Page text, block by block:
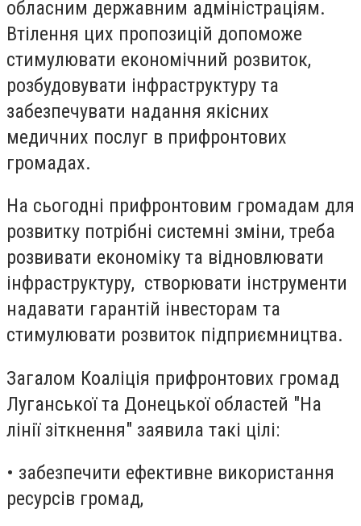
обласним державним адміністраціям.
Втілення цих пропозицій допоможе
стимулювати економічний розвиток,
розбудовувати інфраструктуру та
забезпечувати надання якісних
медичних послуг в прифронтових
громадах.
На сьогодні прифронтовим громадам для
розвитку потрібні системні зміни, треба
розвивати економіку та відновлювати
інфраструктуру, створювати інструменти
надавати гарантій інвесторам та
стимулювати розвиток підприємництва.
Загалом Коаліція прифронтових громад
Луганської та Донецької областей "На
лінії зіткнення" заявила такі цілі:
• забезпечити ефективне використання
ресурсів громад,